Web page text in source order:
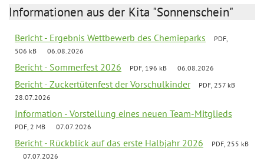
Informationen aus der Kita "Sonnenschein"
Bericht - Ergebnis Wettbewerb des Chemieparks
PDF,
506 kB
06.08.2026
Bericht - Sommerfest 2026 PDF, 196 kB 06.08.2026
Bericht - Zuckertütenfest der Vorschulkinder
PDF, 257 kB
28.07.2026
Information - Vorstellung eines neuen Team-Mitglieds
PDF, 2 MB 07.07.2026
Bericht - Rückblick auf das erste Halbjahr 2026
PDF, 255 kB
07.07.2026